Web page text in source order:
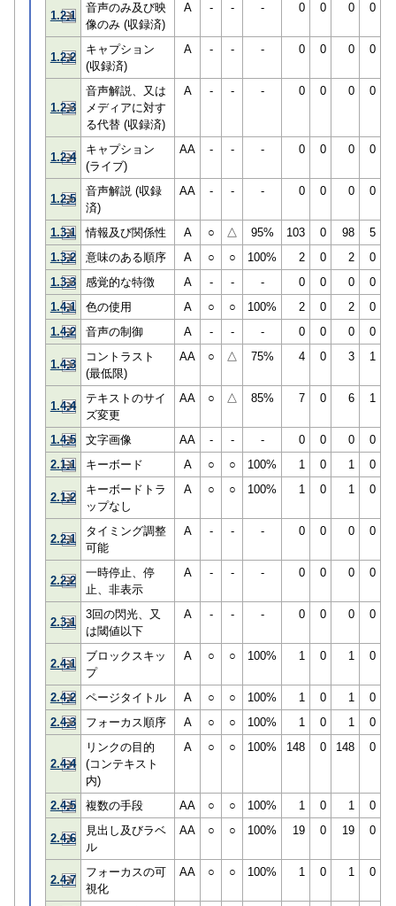
1.2.1
音声のみ及び映
像のみ (収録済)
A - - - 0 0 0 0
1.2.2
キャプション
(収録済)
A - - - 0 0 0 0
1.2.3
音声解説、又は
メディアに対す
る代替 (収録済)
A - - - 0 0 0 0
1.2.4
キャプション
(ライブ)
AA - - - 0 0 0 0
1.2.5
音声解説 (収録
済)
AA - - - 0 0 0 0
1.3.1 情報及び関係性 A ○ △ 95% 103 0 98
5
1.3.2
意味のある順序 A ○ ○ 100% 2 0 2
0
1.3.3
感覚的な特徴 A - - - 0 0 0
0
1.4.1
色の使用 A ○ ○ 100% 2 0 2
0
1.4.2
音声の制御 A - - - 0 0 0 0
1.4.3
コントラスト
(最低限)
AA ○ △ 75% 4 0 3 1
1.4.4
テキストのサイ
ズ変更
AA ○ △ 85% 7 0 6 1
1.4.5 文字画像 AA - - - 0 0 0
0
2.1.1
キーボード A ○ ○ 100% 1 0 1 0
2.1.2
キーボードトラ
ップなし
A ○ ○ 100% 1 0 1 0
2.2.1
タイミング調整
可能
A - - - 0 0 0 0
2.2.2
一時停止、停
止、非表示
A - - - 0 0 0 0
2.3.1
3回の閃光、又
は閾値以下
A - - - 0 0 0 0
2.4.1
ブロックスキッ
プ
A ○ ○ 100% 1 0 1 0
2.4.2 ページタイトル A ○ ○ 100% 1 0 1
0
2.4.3
フォーカス順序 A ○ ○ 100% 1 0 1 0
2.4.4
リンクの目的
(コンテキスト
内)
A ○ ○ 100% 148 0 148 0
2.4.5 複数の手段 AA ○ ○ 100% 1 0 1 0
2.4.6
見出し及びラベ
ル
AA ○ ○ 100% 19 0 19 0
2.4.7
フォーカスの可
視化
AA ○ ○ 100% 1 0 1 0